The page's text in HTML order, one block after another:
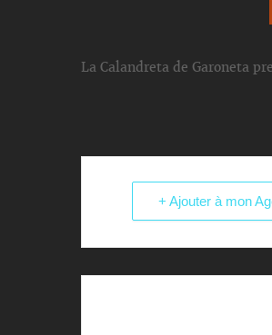
La Calandreta de Garoneta
+ Ajouter à mon